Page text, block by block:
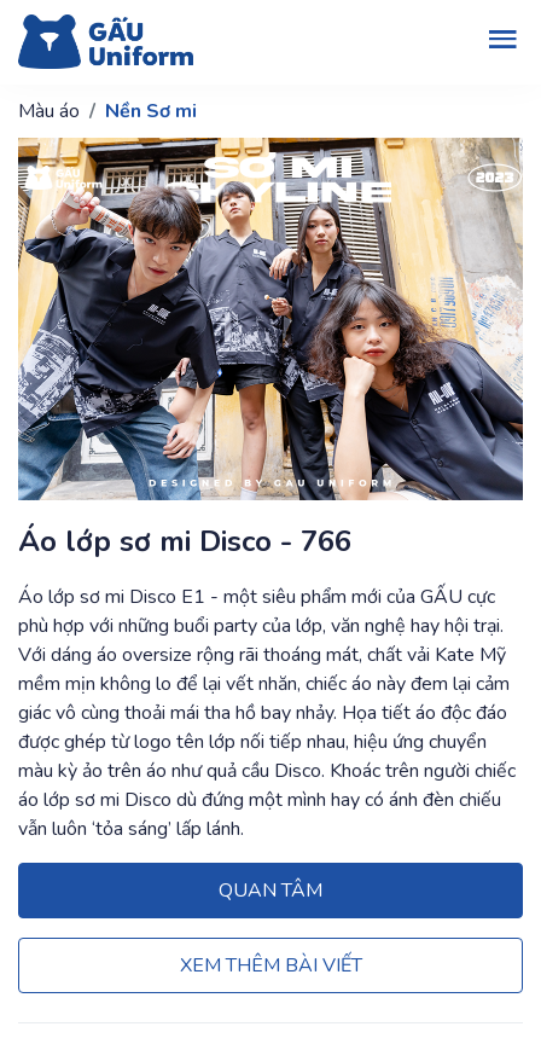
Màu áo Nền Sơ mi
Áo lớp sơ mi Disco - 766
Áo lớp sơ mi Disco E1 - một siêu phẩm mới của GẤU cực
phù hợp với những buổi party của lớp, văn nghệ hay hội trại.
Với dáng áo oversize rộng rãi thoáng mát, chất vải Kate Mỹ
mềm mịn không lo để lại vết nhăn, chiếc áo này đem lại cảm
giác vô cùng thoải mái tha hồ bay nhảy. Họa tiết áo độc đáo
được ghép từ logo tên lớp nối tiếp nhau, hiệu ứng chuyển
màu kỳ ảo trên áo như quả cầu Disco. Khoác trên người chiếc
áo lớp sơ mi Disco dù đứng một mình hay có ánh đèn chiếu
vẫn luôn ‘tỏa sáng’ lấp lánh.
QUAN TÂM
XEM THÊM BÀI VIẾT